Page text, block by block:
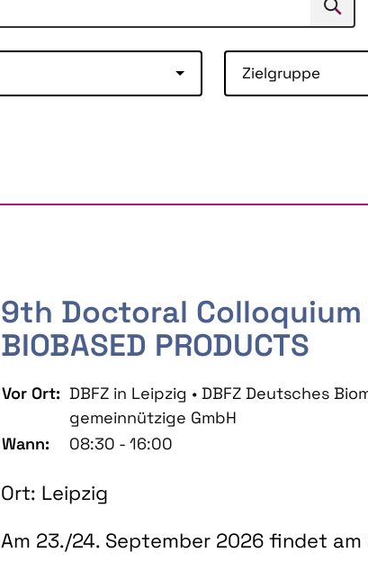
Suchen
Zielgruppe
9th Doctoral Colloquium
BIOBASED PRODUCTS
Vor Ort: DBFZ in Leipzig • DBFZ Deutsches
gemeinnützige GmbH
Wann:
08:30 - 16:00
Ort: Leipzig
Am 23./24. September 2026 findet am